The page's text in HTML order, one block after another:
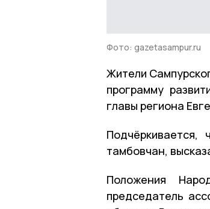
Фото: gazetasampur.ru
Жители
программу
главы региона
тамбовчан,
Положения
председатель